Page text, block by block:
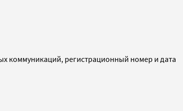
коммуникаций, регистрационный номер и дата